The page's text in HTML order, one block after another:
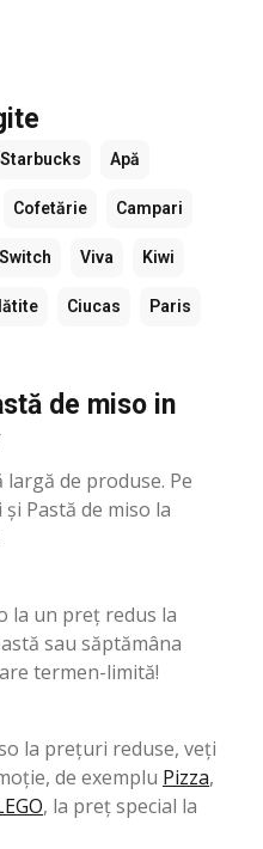
Starbucks Apă
Cofetărie Campari
Viva Kiwi
Ciucas Paris
de miso in
largă de produse. Pe
Pastă de miso la
la un preț redus la
sau săptămâna
termen-limită!
la prețuri reduse, veți
de exemplu Pizza,
, la preț special la